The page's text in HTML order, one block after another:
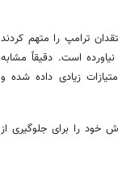
ترامپ را متهم کردند
است. دقیقاً مشابه
زیادی داده شده و
خود را برای جلوگیری از